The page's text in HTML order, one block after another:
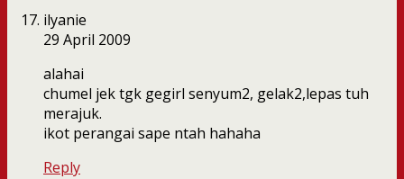
ilyanie
29 April 2009
alahai
chumel jek tgk gegirl senyum2, gelak2,lepas tuh
merajuk.
ikot perangai sape ntah hahaha
Reply